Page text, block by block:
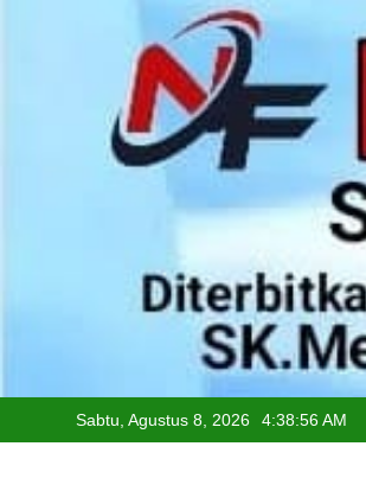
Sabtu, Agustus 8, 2026 4:38:56 AM